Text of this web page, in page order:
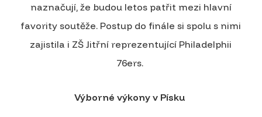
naznačují, že budou letos patřit mezi hlavní
favority soutěže. Postup do finále si spolu s nimi
zajistila i ZŠ Jitřní reprezentující Philadelphii
76ers.
Výborné výkony v Písku